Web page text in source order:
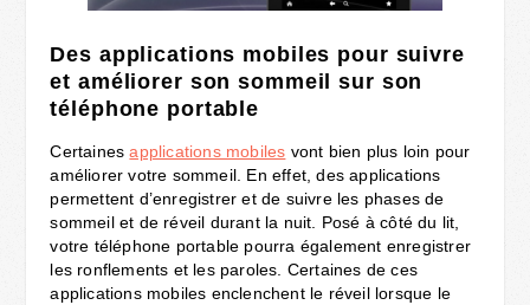
Des applications mobiles pour suivre
et améliorer son sommeil sur son
téléphone portable
Certainesapplications mobiles vont bien plus loin pour
améliorer votre sommeil. En effet, des applications
permettent d’enregistrer et de suivre les phases de
sommeil et de réveil durant la nuit. Posé à côté du lit,
votre téléphone portable pourra également enregistrer
les ronflements et les paroles. Certaines de ces
applications mobiles enclenchent le réveil lorsque le